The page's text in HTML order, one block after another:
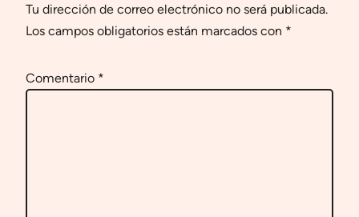
Tu dirección de correo electrónico no será publicada.
Los campos obligatorios están marcados con *
Comentario *